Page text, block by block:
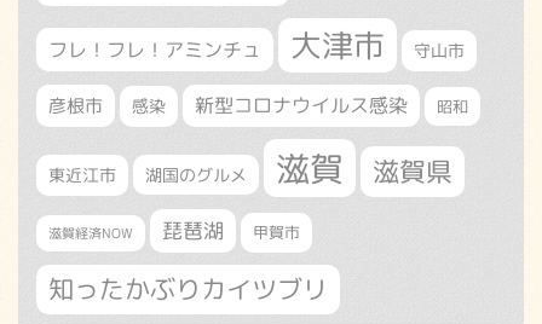
フレ！フレ！アミンチュ 大津市 守山市
彦根市 感染 新型コロナウイルス感染 昭和
東近江市 湖国のグルメ 滋賀 滋賀県
滋賀経済NOW 琵琶湖 甲賀市
知ったかぶりカイツブリ